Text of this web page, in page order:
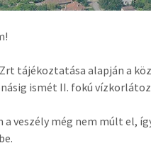
Zrt tájékoztatása alapján a
ismét II. fokú
a veszély még nem múlt el,